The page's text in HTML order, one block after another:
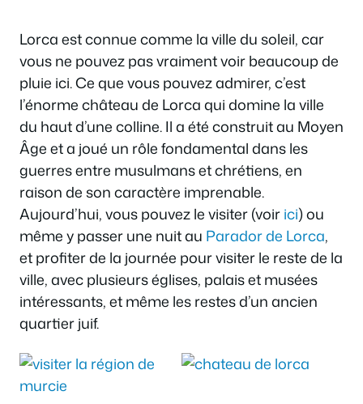
Lorca est connue comme la ville du soleil, car
vous ne pouvez pas vraiment voir beaucoup de
pluie ici. Ce que vous pouvez admirer, c’est
l’énorme château de Lorca qui domine la ville
du haut d’une colline. Il a été construit au Moyen
Âge et a joué un rôle fondamental dans les
guerres entre musulmans et chrétiens, en
raison de son caractère imprenable.
Aujourd’hui, vous pouvez le visiter (voirici) ou
même y passer une nuit au Parador de Lorca,
et profiter de la journée pour visiter le reste de la
ville, avec plusieurs églises, palais et musées
intéressants, et même les restes d’un ancien
quartier juif.